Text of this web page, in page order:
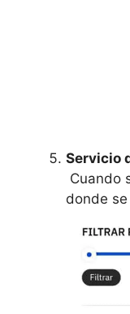
Servicio
Cuando
donde